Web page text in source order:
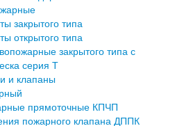
закрытого типа
открытого типа
закрытого типа с
серия Т
и клапаны
прямоточные КПЧП
пожарного клапана ДППК